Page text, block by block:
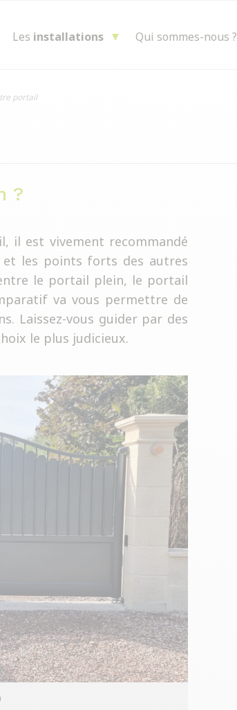
Les installations Qui sommes-nous ?
portail
?
il est vivement recommandé
et les points forts des autres
le portail plein, le portail
va vous permettre de
Laissez-vous guider par des
le plus judicieux.